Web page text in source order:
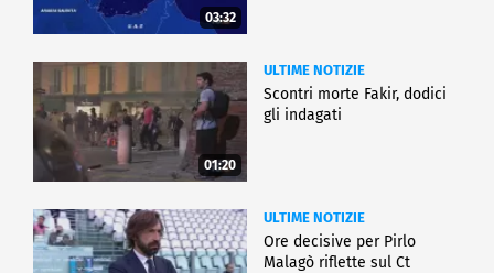
03:32
01:20
ULTIME NOTIZIE
Scontri morte Fakir, dodici
gli indagati
ULTIME NOTIZIE
Ore decisive per Pirlo
Malagò riflette sul Ct